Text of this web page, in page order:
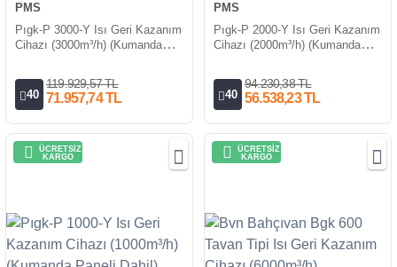
PMS
Pıgk-P 3000-Y Isı Geri Kazanım
Cihazı (3000m³/h) (Kumanda
40
119.929,57 TL
71.957,74 TL
PMS
Pıgk-P 2000-Y Isı Geri Kazanım
Cihazı (2000m³/h) (Kumanda
40
94.230,38 TL
56.538,23 TL
ÜCRETSİZ
KARGO
ÜCRETSİZ
KARGO